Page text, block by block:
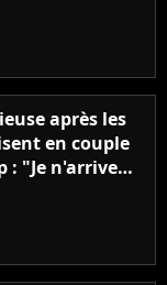
après les
en couple
: "Je n'arrive